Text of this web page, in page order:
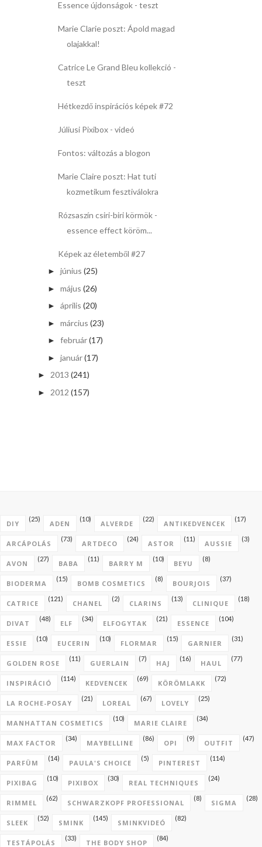
Essence újdonságok - teszt
Marie Clarie poszt: Ápold magad
olajakkal!
Catrice Le Grand Bleu kollekció -
teszt
Hétkezdő inspirációs képek #72
Júliusi Pixibox - videó
Fontos: változás a blogon
Marie Claire poszt: Hat tuti
kozmetikum fesztiválokra
Rózsaszín csiri-biri körmök -
essence effect köröm...
Képek az életemből #27
► június (25)
► május (26)
► április (20)
► március (23)
► február(17)
► január(17)
► 2013 (241)
► 2012 (157)
DIY
(25)
ADEN
(10)
ALVERDE
(22)
ANTIKEDVENCEK
(17)
ARCÁPOLÁS
(73)
ARTDECO
(24)
ASTOR
(11)
AUSSIE
(3)
AVON
(27)
BABA
(11)
BARRY M
(10)
BEYU
(8)
BIODERMA
(15)
BOMB COSMETICS
(8)
BOURJOIS
(37)
CATRICE
(121)
CHANEL
(2)
CLARINS
(13)
CLINIQUE
(18)
DIVAT
(48)
ELF
(34)
ELFOGYTAK
(21)
ESSENCE
(104)
ESSIE
(10)
EUCERIN
(10)
FLORMAR
(15)
GARNIER
(31)
GOLDEN ROSE
(11)
GUERLAIN
(7)
HAJ
(16)
HAUL
(77)
INSPIRÁCIÓ
(114)
KEDVENCEK
(69)
KÖRÖMLAKK
(72)
LA ROCHE-POSAY
(21)
LOREAL
(67)
LOVELY
(25)
MANHATTAN COSMETICS
(10)
MARIE CLAIRE
(34)
MAX FACTOR
(34)
MAYBELLINE
(86)
OPI
(9)
OUTFIT
(47)
PARFÜM
(14)
PAULA'S CHOICE
(5)
PINTEREST
(114)
PIXIBAG
(10)
PIXIBOX
(30)
REAL TECHNIQUES
(24)
RIMMEL
(62)
SCHWARZKOPF PROFESSIONAL
(8)
SIGMA
(28)
SLEEK
(52)
SMINK
(145)
SMINKVIDEÓ
(82)
TESTÁPOLÁS
(33)
THE BODY SHOP
(84)